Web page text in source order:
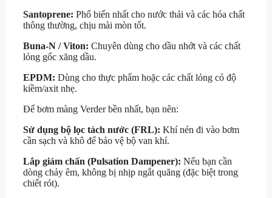
Santoprene: Phổ biến nhất cho nước thải và các hóa chất
thông thường, chịu mài mòn tốt.
Buna-N / Viton: Chuyên dùng cho dầu nhớt và các chất
lỏng gốc xăng dầu.
EPDM: Dùng cho thực phẩm hoặc các chất lỏng có độ
kiềm/axit nhẹ.
Để bơm màng Verder bền nhất, bạn nên:
Sử dụng bộ lọc tách nước (FRL): Khí nén đi vào bơm
cần sạch và khô để bảo vệ bộ van khí.
Lắp giảm chấn (Pulsation Dampener): Nếu bạn cần
dòng chảy êm, không bị nhịp ngắt quãng (đặc biệt trong
chiết rót).